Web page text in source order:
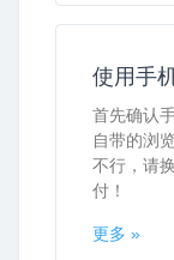
使用手
首先确认
自带的浏
不行，请
付！
更多 »